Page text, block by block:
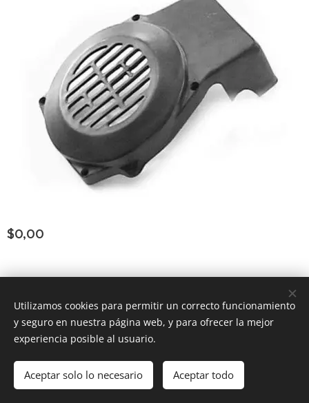
$0,00
Añadir a la cesta
Consultar Group ®Todoslos derechos reservados
Powered byWebnode Cookies
Utilizamos cookies para permitir un correcto funcionamiento
y seguro en nuestra página web, y para ofrecer la mejor
experiencia posible al usuario.
Aceptar solo lo necesario Aceptar todo